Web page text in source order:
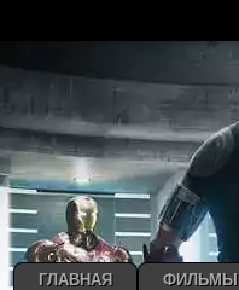
ГЛАВНАЯ ФИЛЬМЫ